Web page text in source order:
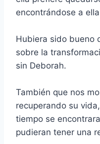
encontrándose a
Hubiera sido bueno
sobre la
sin Deborah.
También que nos
recuperando su
tiempo se
pudieran tener una